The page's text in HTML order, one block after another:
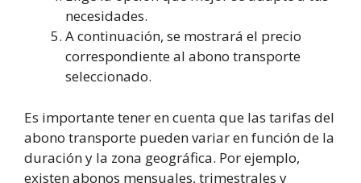
necesidades.
A continuación, se mostrará el precio
correspondiente al abono transporte
seleccionado.
Es importante tener en cuenta que las tarifas del
abono transporte pueden variar en función de la
duración y la zona geográfica. Por ejemplo,
existen abonos mensuales, trimestrales y